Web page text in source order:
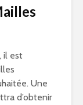
il est
Une
d’obtenir